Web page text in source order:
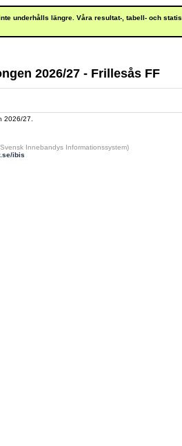
underhålls längre. Våra resultat-, tabell- och
2026/27 - Frillesås FF
2026/27.
Innebandys Informationssystem)
ibis